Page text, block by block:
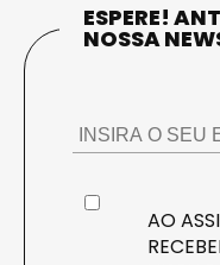
ESPERE!
NOSSA
AO